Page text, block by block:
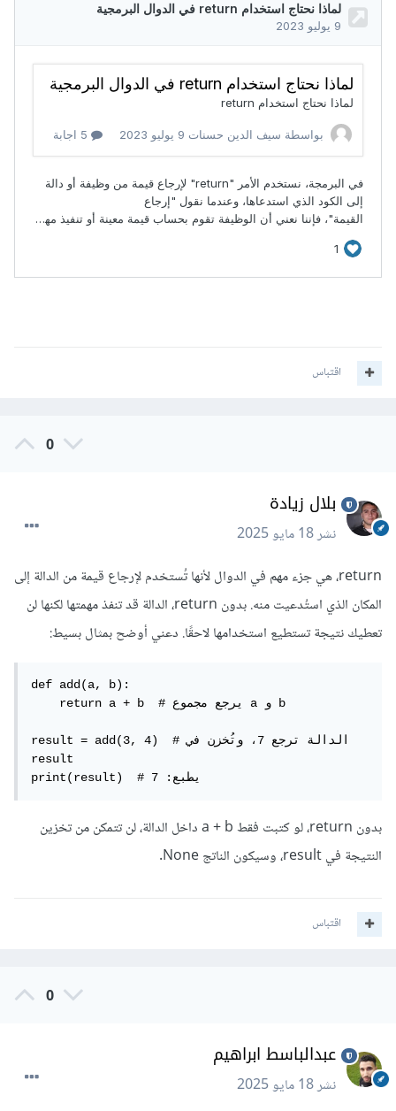
اقتباس
0
بلال زيادة
نشر18 مايو 2025
return، هي جزء مهم في الدوال لأنها تُستخدم لإرجاع قيمة من الدالة إلى
المكان الذي استُدعيت منه. بدون return، الدالة قد تنفذ مهمتها لكنها لن
تعطيك نتيجة تستطيع استخدامها لاحقًا. دعني أوضح بمثال بسيط:
def add(a, b):
    return a + b  # يرجع مجموع a و b
result = add(3, 4)  # الدالة ترجع 7، وتُخزن في
result
print(result)  # يطبع: 7
بدون return، لو كتبت فقط a + b داخل الدالة، لن تتمكن من تخزين
النتيجة في result، وسيكون الناتج None.
اقتباس
0
عبدالباسط ابراهيم
نشر18 مايو 2025